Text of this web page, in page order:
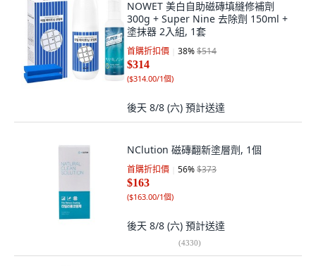
NOWET 美白自助磁磚填縫修補劑
300g + Super Nine 去除劑 150ml +
塗抹器 2入組, 1套
首購折扣價 38%$514
$314
($314.00/1個)
後天 8/8 (六) 預計送達
NClution 磁磚翻新塗層劑, 1個
首購折扣價 56%$373
$163
($163.00/1個)
後天 8/8 (六) 預計送達
(4330)